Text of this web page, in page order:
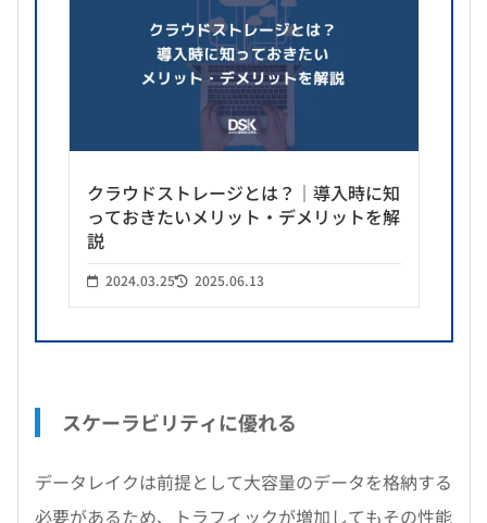
クラウドストレージとは？｜導入時に知
っておきたいメリット・デメリットを解
説
2024.03.25 2025.06.13
スケーラビリティに優れる
データレイクは前提として大容量のデータを格納する
必要があるため、トラフィックが増加してもその性能